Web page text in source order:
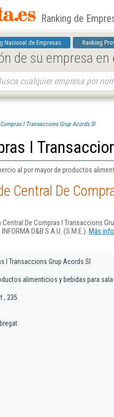
Ranking de
Nacional de Empresas Ranking
de su empresa
I Transaccions Grup Acords Sl
I
al por mayor de productos
Central De
De Compras I Transaccions
D&B S.A.U. (S.M.E.). Más
I Transaccions Grup Acords Sl
alimenticios y bebidas para
, 235